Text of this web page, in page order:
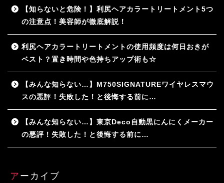
【知らないと危険！】利尻ヘアカラートリートメント5つ
の注意点！美容師が徹底解説！
利尻ヘアカラートリートメントの使用頻度は何日おきが
ベスト？置き時間や色持ちアップ術も☆
【みんな知らない…】M750SIGNATUREワイヤレスマウ
スの悪評！失敗した！と後悔する前に…
【みんな知らない…】東京Deco自動黒にんにくメーカー
の悪評！失敗した！と後悔する前に…
アーカイブ